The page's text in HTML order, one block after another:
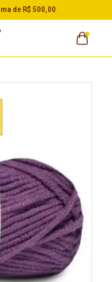
de R$ 500,00